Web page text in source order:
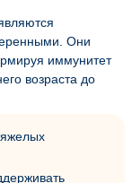
Они
иммунитет
возраста до